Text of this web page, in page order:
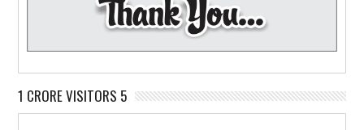
1 CRORE VISITORS 5